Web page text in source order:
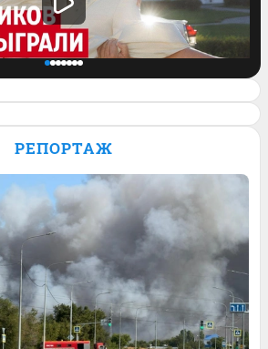
Кадры с торжества и
1 Обсудить
РЕПОРТАЖ